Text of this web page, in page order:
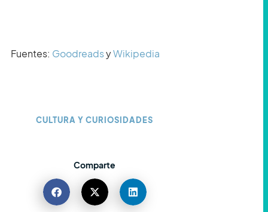
Fuentes: GoodreadsyWikipedia
CULTURA Y CURIOSIDADES
Comparte